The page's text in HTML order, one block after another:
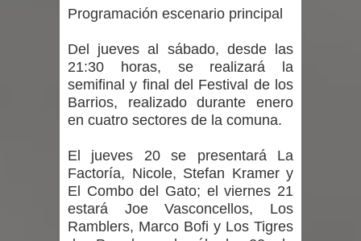
Programación escenario principal
Del jueves al sábado, desde las
21:30 horas, se realizará la
semifinal y final del Festival de los
Barrios, realizado durante enero
en cuatro sectores de la comuna.
El jueves 20 se presentará La
Factoría, Nicole, Stefan Kramer y
El Combo del Gato; el viernes 21
estará Joe Vasconcellos, Los
Ramblers, Marco Bofi y Los Tigres